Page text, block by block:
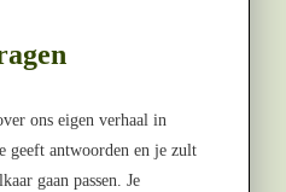
ons eigen verhaal in
geeft antwoorden en je zult
gaan passen. Je